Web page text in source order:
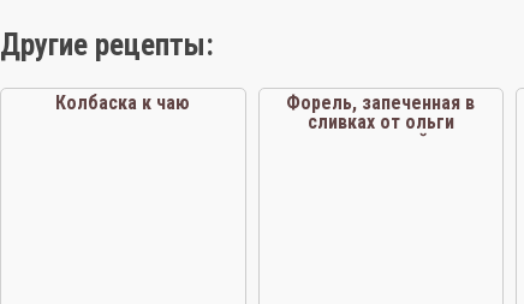
Другие рецепты:
Колбаска к чаю
Форель, запеченная в
сливках от ольги
романовой